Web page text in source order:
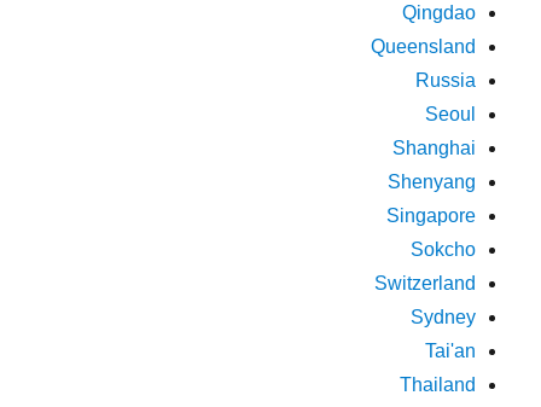
Qingdao
Queensland
Russia
Seoul
Shanghai
Shenyang
Singapore
Sokcho
Switzerland
Sydney
Tai'an
Thailand